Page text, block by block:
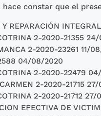
hace constar que el
Y REPARACIÓN
2-2020-21355
2-2020-23261 11/
04/08/2020
2-2020-22479
2-2020-21715
2-2020-21712 27/
EFECTIVA DE